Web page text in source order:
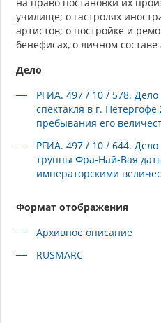
училище; о гастролях
артистов; о постройке и
бенефисах, о личном
Дело
РГИА. 497 / 10 / 578. Дело
спектакля в г.
пребывания его
РГИА. 497 / 10 / 644. Дело
труппы Фра-Най-Вая
императорскими
Формат отображения
Архивное описание
RUSMARC